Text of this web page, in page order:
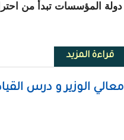
دولة المؤسسات تبدأ من
قراءة المزيدحول مؤتمر
معالي الوزير و درس